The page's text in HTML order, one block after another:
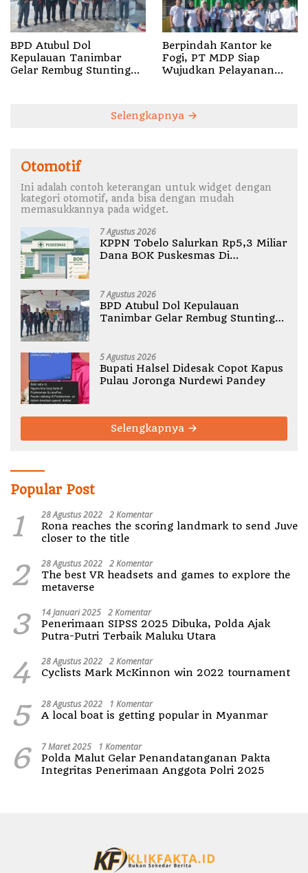
BPD Atubul Dol
Kepulauan Tanimbar
Gelar Rembug Stunting
Berpindah Kantor ke
Fogi, PT MDP Siap
Wujudkan Pelayanan
Selengkapnya
Otomotif
Ini adalah contoh keterangan untuk widget dengan
kategori otomotif, anda bisa dengan mudah
memasukkannya pada widget.
7 Agustus 2026
KPPN Tobelo Salurkan Rp5,3 Miliar
Dana BOK Puskesmas Di
7 Agustus 2026
BPD Atubul Dol Kepulauan
Tanimbar Gelar Rembug Stunting
5 Agustus 2026
Bupati Halsel Didesak Copot Kapus
Pulau Joronga Nurdewi Pandey
Selengkapnya
Popular Post
1 28 Agustus 2022 2 Komentar
Rona reaches the scoring landmark to send Juve
closer to the title
2 28 Agustus 2022 2 Komentar
The best VR headsets and games to explore the
metaverse
3 14 Januari 2025 2 Komentar
Penerimaan SIPSS 2025 Dibuka, Polda Ajak
Putra-Putri Terbaik Maluku Utara
4 28 Agustus 2022 2 Komentar
Cyclists Mark McKinnon win 2022 tournament
5 28 Agustus 2022 1 Komentar
A local boat is getting popular in Myanmar
6 7 Maret 2025 1 Komentar
Polda Malut Gelar Penandatanganan Pakta
Integritas Penerimaan Anggota Polri 2025